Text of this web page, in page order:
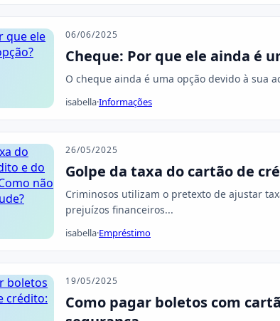
06/06/2025
Cheque: Por que ele ainda é
O cheque ainda é uma opção devido à sua
isabella·Informações
26/05/2025
Golpe da taxa do cartão de
Criminosos utilizam o pretexto de ajustar
prejuízos financeiros...
isabella·Empréstimo
19/05/2025
Como pagar boletos com